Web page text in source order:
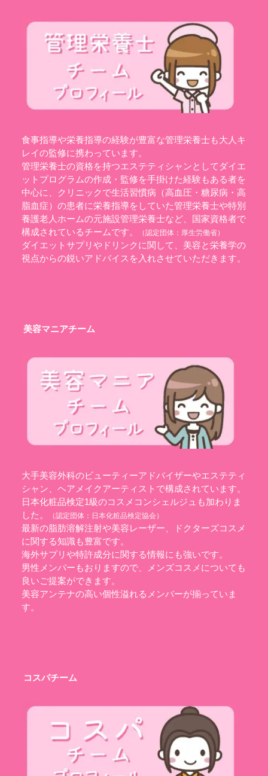
食事指導や栄養指導の経験が豊富な管理栄養士も大人キ
レイの監修に携わっています。
管理栄養士の資格を持つエステティシャンとしてダイエ
ットプログラムの作成・監修を手掛けた経験もある者を
中心に、クリニックで生活習慣病（高血圧・糖尿病・高
脂血症）の患者に栄養指導をしていた管理栄養士や特別
養護老人ホームの元施設管理栄養士など、国家資格者で
構成されているチームです。
（認定団体： 厚生労働省）
ダイエットサプリやドリンクに関して、美容と栄養学の
視点からの鋭いアドバイスを入れさせていただきます。
美容マニアチーム
大手美容外科のビューティーアドバイザーやエステティ
シャン、ヘアメイクアーティストで構成されています。
日本化粧品検定1級のコスメコンシェルジュも加わりま
した。
（認定団体： 日本化粧品検定協会）
最新の脂肪溶解注射や美容レーザー、ドクターズコスメ
に関する知識も豊富です。
海外サプリや特許成分に関する情報にも強いです。
男性メンバーもおりますので、メンズコスメについても
良いご提案ができます。
美容アンテナの高い個性溢れるメンバーが揃っていま
す。
コスパチーム